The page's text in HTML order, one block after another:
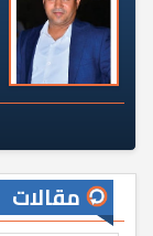
مقالات